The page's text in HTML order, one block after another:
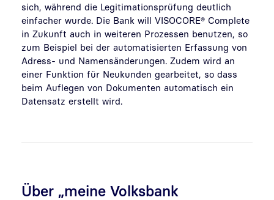
sich, während die Legitimationsprüfung deutlich
einfacher wurde. Die Bank will VISOCORE® Complete
in Zukunft auch in weiteren Prozessen benutzen, so
zum Beispiel bei der automatisierten Erfassung von
Adress- und Namensänderungen. Zudem wird an
einer Funktion für Neukunden gearbeitet, so dass
beim Auflegen von Dokumenten automatisch ein
Datensatz erstellt wird.
Über „meine Volksbank